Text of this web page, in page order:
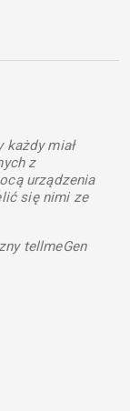
każdy miał
z
urządzenia
się nimi ze
tellmeGen